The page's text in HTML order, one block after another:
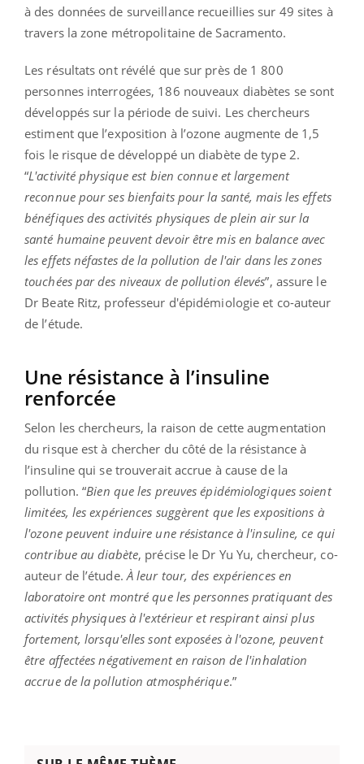
à des données de surveillance recueillies sur 49 sites à
travers la zone métropolitaine de Sacramento.
Les résultats ont révélé que sur près de 1 800
personnes interrogées, 186 nouveaux diabètes se sont
développés sur la période de suivi. Les chercheurs
estiment que l’exposition à l’ozone augmente de 1,5
fois le risque de développé un diabète de type 2.
“L'activité physique est bien connue et largement
reconnue pour ses bienfaits pour la santé, mais les effets
bénéfiques des activités physiques de plein air sur la
santé humaine peuvent devoir être mis en balance avec
les effets néfastes de la pollution de l'air dans les zones
touchées par des niveaux de pollution élevés”, assure le
Dr Beate Ritz, professeur d'épidémiologie et co-auteur
de l’étude.
Une résistance à l’insuline
renforcée
Selon les chercheurs, la raison de cette augmentation
du risque est à chercher du côté de la résistance à
l’insuline qui se trouverait accrue à cause de la
pollution. “Bien que les preuves épidémiologiques soient
limitées, les expériences suggèrent que les expositions à
l'ozone peuvent induire une résistance à l'insuline, ce qui
contribue au diabète, précise le Dr Yu Yu, chercheur, co-
auteur de l’étude.À leur tour, des expériences en
laboratoire ont montré que les personnes pratiquant des
activités physiques à l'extérieur et respirant ainsi plus
fortement, lorsqu'elles sont exposées à l'ozone, peuvent
être affectées négativement en raison de l'inhalation
accrue de la pollution atmosphérique.”